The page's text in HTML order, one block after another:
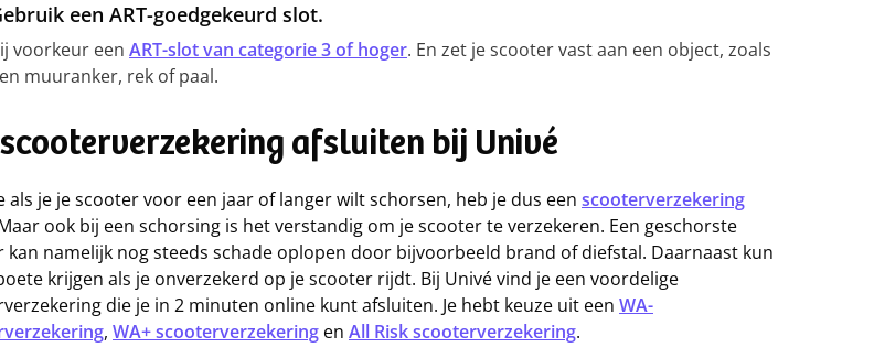
een ART-goedgekeurd slot.
voorkeur een ART-slot van categorie 3 of hoger. En zet je scooter vast aan een object, zoals
muuranker, rek of paal.
scooterverzekering afsluiten bij Univé
als je je scooter voor een jaar of langer wilt schorsen, heb je dus een scooterverzekering
ook bij een schorsing is het verstandig om je scooter te verzekeren. Een geschorste
kan namelijk nog steeds schade oplopen door bijvoorbeeld brand of diefstal. Daarnaast kun
krijgen als je onverzekerd op je scooter rijdt. Bij Univé vind je een voordelige
die je in 2 minuten online kunt afsluiten. Je hebt keuze uit een WA-
, WA+ scooterverzekering en All Risk scooterverzekering.